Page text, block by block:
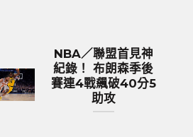
NBA／聯盟首見神
紀錄！ 布朗森季後
賽連4戰飆破40分5
助攻